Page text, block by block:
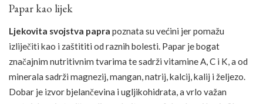
Papar kao lijek
Ljekovita svojstva papra poznata su većini jer pomažu
izliječiti kao i zaštititi od raznih bolesti. Papar je bogat
značajnim nutritivnim tvarima te sadrži vitamine A, C i K, a od
minerala sadrži magnezij, mangan, natrij, kalcij, kalij i željezo.
Dobar je izvor bjelančevina i ugljikohidrata, a vrlo važan